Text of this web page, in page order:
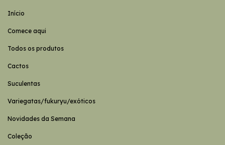
Início
Comece aqui
Todos os produtos
Cactos
Suculentas
Variegatas/fukuryu/exóticos
Novidades da Semana
Coleção